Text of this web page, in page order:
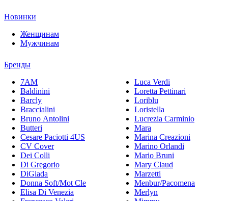
Новинки
Женщинам
Мужчинам
Бренды
7AM
Baldinini
Barcly
Braccialini
Bruno Antolini
Butteri
Cesare Paciotti 4US
CV Cover
Dei Colli
Di Gregorio
DiGiada
Donna Soft/Mot Cle
Elisa Di Venezia
Luca Verdi
Loretta Pettinari
Loriblu
Loristella
Lucrezia Carminio
Mara
Marina Creazioni
Marino Orlandi
Mario Bruni
Mary Claud
Marzetti
Menbur/Pacomena
Merlyn